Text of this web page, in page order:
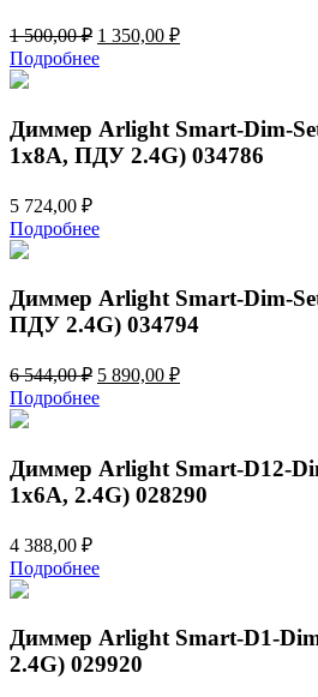
1 500,00₽ Первоначальная
цена
составляла
500,00 ₽.
1 350,00 ₽Текущая
Подробнее
Диммер Arlight Smart-Dim-
1x8A, ПДУ 2.4G) 034786
5 724,00 ₽
Подробнее
Диммер Arlight Smart-Dim-
ПДУ 2.4G) 034794
6 544,00₽ Первоначальная
цена
составляла
544,00 ₽.
5 890,00 ₽Текущая
Подробнее
Диммер Arlight Smart-D12-
1x6A, 2.4G) 028290
4 388,00 ₽
Подробнее
Диммер Arlight Smart-D1-
2.4G) 029920